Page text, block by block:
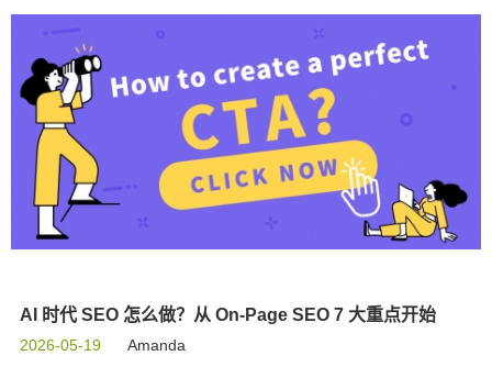
AI 时代 SEO 怎么做？从 On-Page SEO 7 大重点开始
2026-05-19 Amanda